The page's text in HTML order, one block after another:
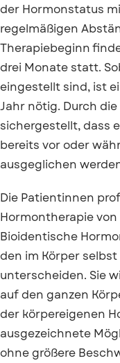
der Hormonstatus
regelmäßigen
Therapiebeginn
drei Monate statt.
eingestellt sind, ist
Jahr nötig. Durch
sichergestellt, dass
bereits vor oder
ausgeglichen
Die Patientinnen
Hormontherapie
Bioidentische
den im Körper
unterscheiden. Sie
auf den ganzen
der körpereigenen
ausgezeichnete
ohne größere